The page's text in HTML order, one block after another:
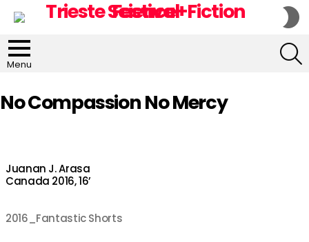
Menu
No Compassion No Mercy
Juanan J. Arasa
Canada 2016, 16’
2016_Fantastic Shorts